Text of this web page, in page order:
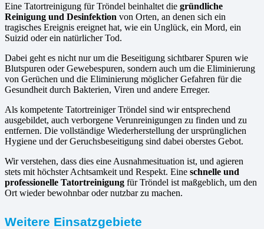
Eine Tatortreinigung für Tröndel beinhaltet die gründliche
Reinigung und Desinfektion von Orten, an denen sich ein
tragisches Ereignis ereignet hat, wie ein Unglück, ein Mord, ein
Suizid oder ein natürlicher Tod.
Dabei geht es nicht nur um die Beseitigung sichtbarer Spuren wie
Blutspuren oder Gewebespuren, sondern auch um die Eliminierung
von Gerüchen und die Eliminierung möglicher Gefahren für die
Gesundheit durch Bakterien, Viren und andere Erreger.
Als kompetente Tatortreiniger Tröndel sind wir entsprechend
ausgebildet, auch verborgene Verunreinigungen zu finden und zu
entfernen. Die vollständige Wiederherstellung der ursprünglichen
Hygiene und der Geruchsbeseitigung sind dabei oberstes Gebot.
Wir verstehen, dass dies eine Ausnahmesituation ist, und agieren
stets mit höchster Achtsamkeit und Respekt. Eine schnelle und
professionelle Tatortreinigung für Tröndel ist maßgeblich, um den
Ort wieder bewohnbar oder nutzbar zu machen.
Weitere Einsatzgebiete